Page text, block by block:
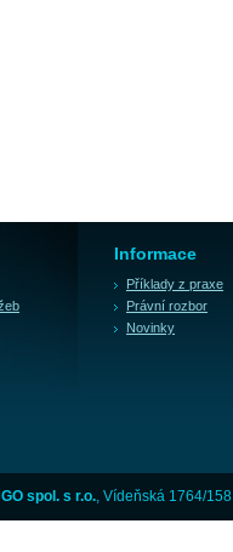
Informace
Příklady z praxe
Právní rozbor
Novinky
spol. s r.o. , Vídeňská 1764/